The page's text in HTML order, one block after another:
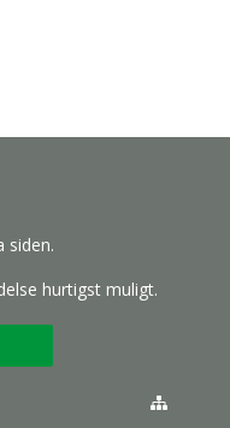
siden.
hurtigst muligt.